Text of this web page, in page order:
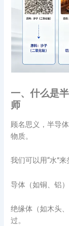
一、什么是
师
顾名思义，半导
物质。
我们可以用“水”来
导体（如铜、铝
绝缘体（如木头
过。